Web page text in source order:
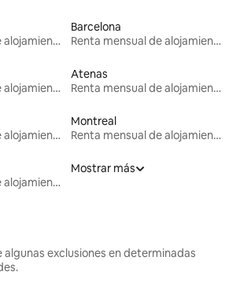
Renta mensual de alojamientos
Barcelona
Renta mensual de alojamientos
Renta mensual de alojamientos
Atenas
Renta mensual de alojamientos
Renta mensual de alojamientos
Montreal
Renta mensual de alojamientos
Renta mensual de alojamientos
Mostrar más
algunas exclusiones en determinadas